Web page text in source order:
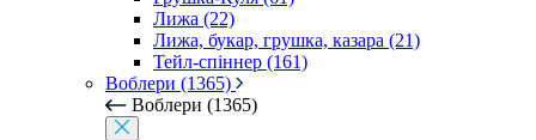
Лижа (22)
Лижа, букар, грушка, казара (21)
Тейл-спіннер (161)
Воблери (1365)
Воблери (1365)